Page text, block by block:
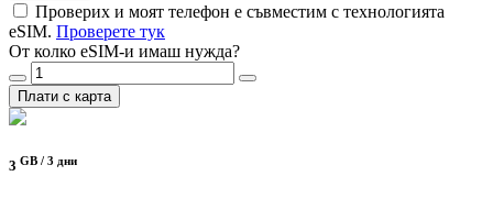
Проверих и моят телефон е съвместим с технологията
eSIM. Проверете тук
От колко eSIM-и имаш нужда?
Плати с карта
3 GB / 3 дни